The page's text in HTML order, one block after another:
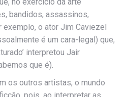
bandidos, assassinos,
o ator Jim Caviezel
é um cara-legal) que,
interpretou Jair
que é).
os outros artistas, o mundo